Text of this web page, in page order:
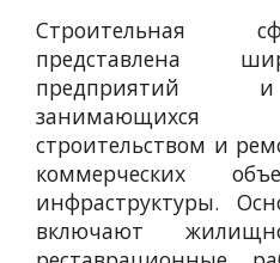
Строительная
представлена
предприятий
занимающихся
строительством и
коммерческих
инфраструктуры.
включают